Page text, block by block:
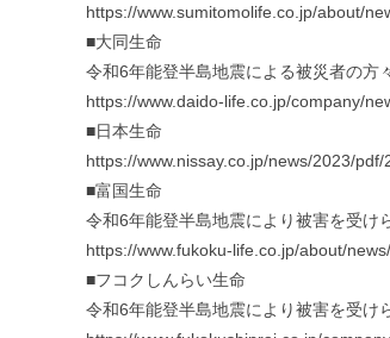
https://www.sumitomolife.co.jp/about/
■大同生命
令和6年能登半島地震による被災者の方
https://www.daido-life.co.jp/company/
■日本生命
https://www.nissay.co.jp/news/2023/
■富国生命
令和6年能登半島地震により被害を受け
https://www.fukoku-life.co.jp/about/
■フコクしんらい生命
令和6年能登半島地震により被害を受け